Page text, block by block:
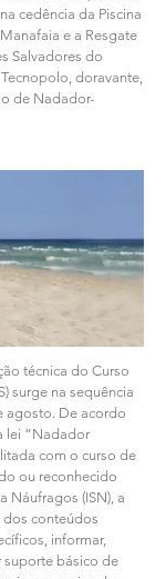
cedência da Piscina
e a Resgate
Salvadores do
Tecnopolo, doravante,
de Nadador-
técnica do Curso
surge na sequência
agosto. De acordo
lei “Nadador
com o curso de
ou reconhecido
Náufragos (ISN), a
conteúdos
informar,
suporte básico de